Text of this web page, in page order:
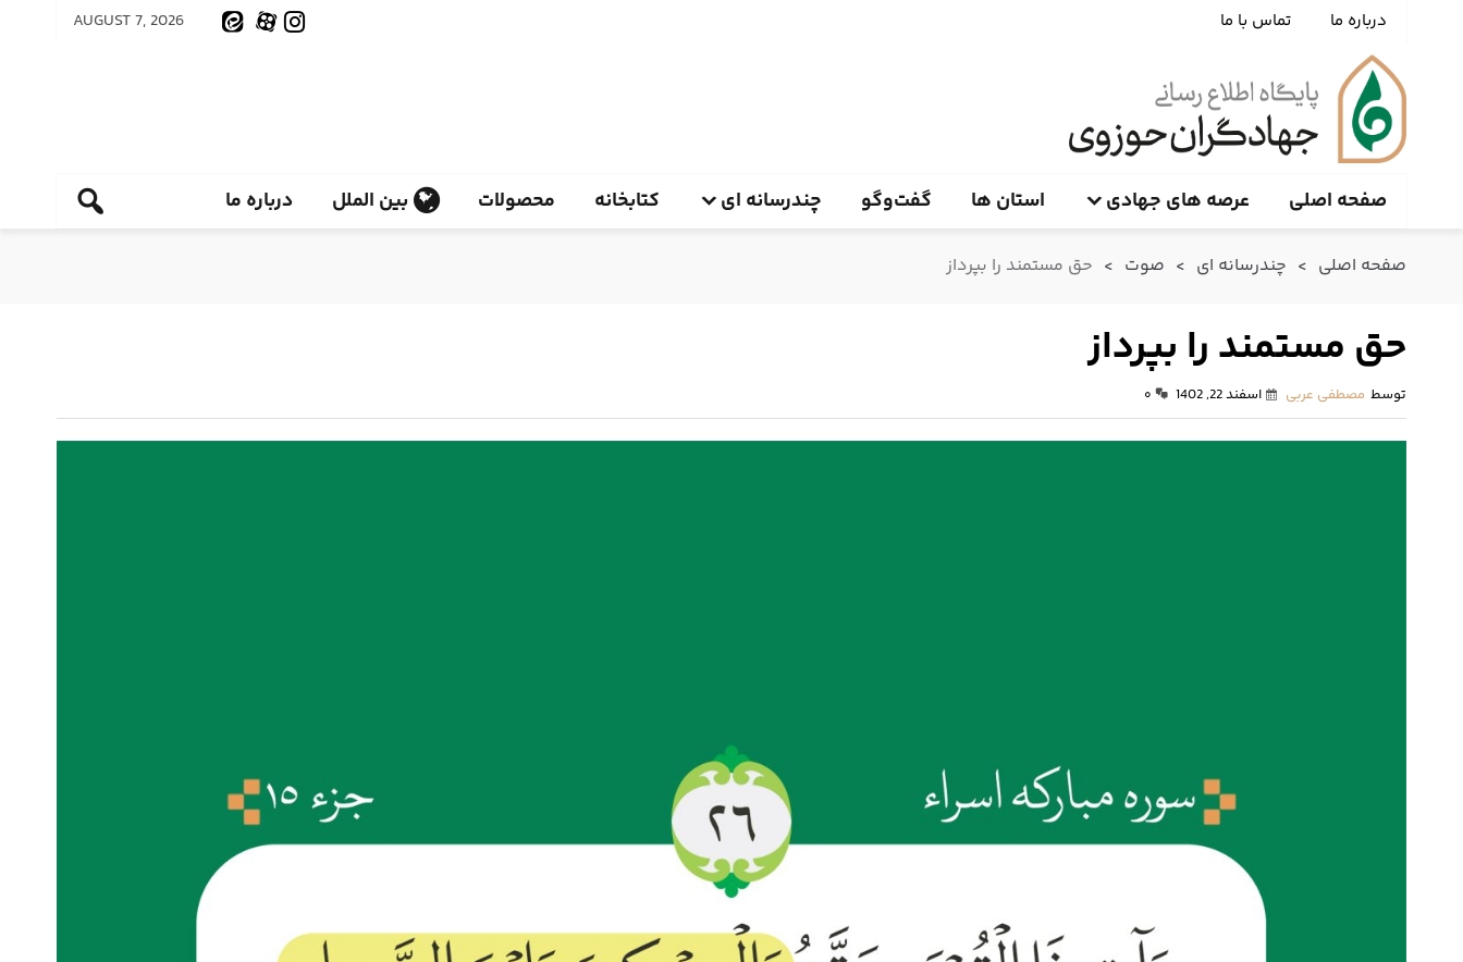
درباره ما تماس با ما AUGUST 7, 2026
صفحه اصلی عرصه های جهادی استان ها گفت‌وگو چندرسانه ای کتابخانه محصولات بین الملل درباره ما
صفحه اصلی > چندرسانه ای > صوت > حق مستمند را بپرداز
حق مستمند را بپرداز
توسط مصطفی عربی اسفند 22, 1402 ۰